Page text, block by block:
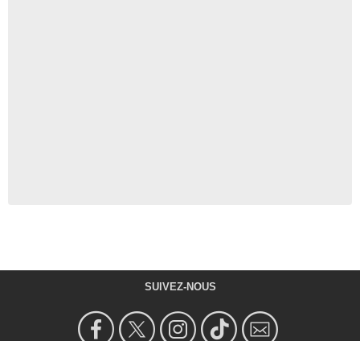
SUIVEZ-NOUS